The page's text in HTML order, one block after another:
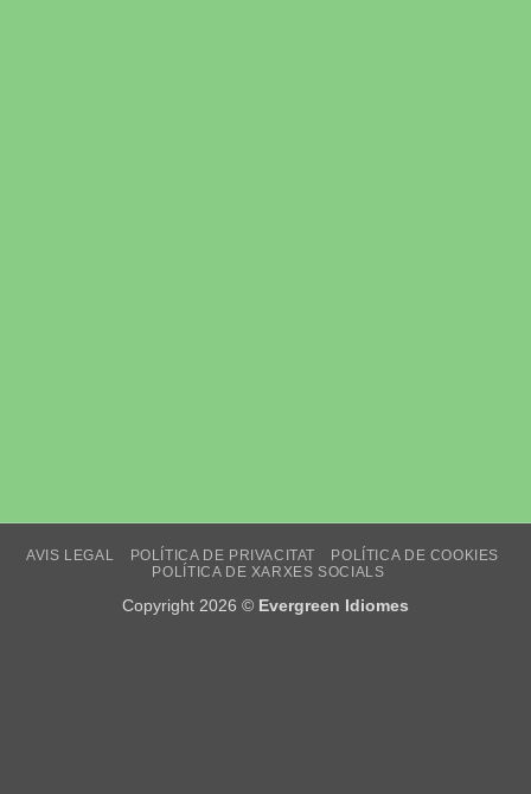
AVIS LEGAL POLÍTICA DE PRIVACITAT
POLÍTICA DE COOKIES
POLÍTICA DE XARXES SOCIALS
Copyright 2026 © Evergreen Idiomes